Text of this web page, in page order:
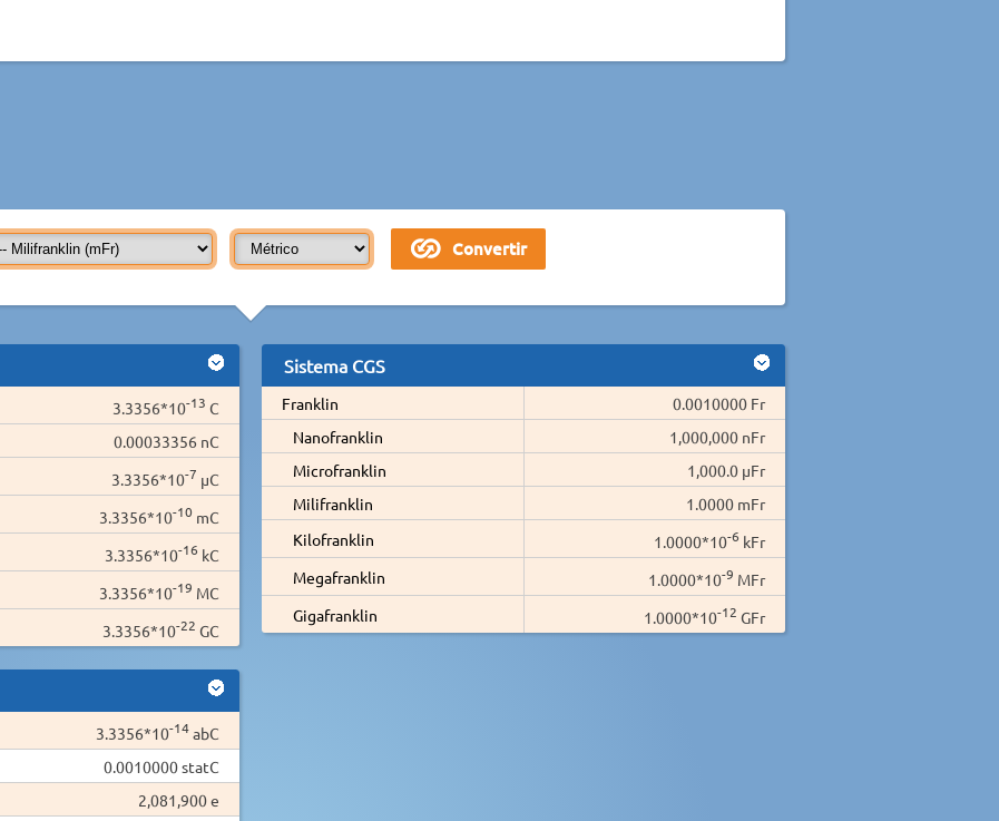
3.3356*10-13 C
0.00033356 nC
3.3356*10-7 µC
3.3356*10-10 mC
3.3356*10-16 kC
3.3356*10-19 MC
3.3356*10-22 GC
3.3356*10-14abC
0.0010000 statC
2,081,900 e
Sistema CGS
Franklin
0.0010000 Fr
Nanofranklin
1,000,000 nFr
Microfranklin
1,000.0 µFr
Milifranklin
1.0000 mFr
Kilofranklin
1.0000*10-6 kFr
Megafranklin
1.0000*10-9 MFr
Gigafranklin
1.0000*10-12 GFr